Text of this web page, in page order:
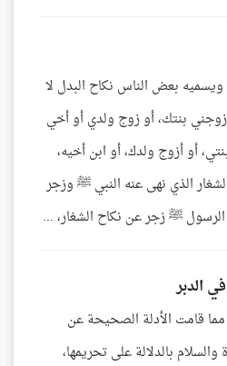
ويسميه بعض الناس نكاح البدل لا
بنتك، أو زوج ولدي أو أخي
أو أزوج ولدك، أو ابن أخيه،
الذي نهى عنه النبي ﷺ وزجر
ﷺ زجر عن نكاح الشغار، ...
الدبر
قامت الأدلة الصحيحة عن
بالدلالة على تحريمها،